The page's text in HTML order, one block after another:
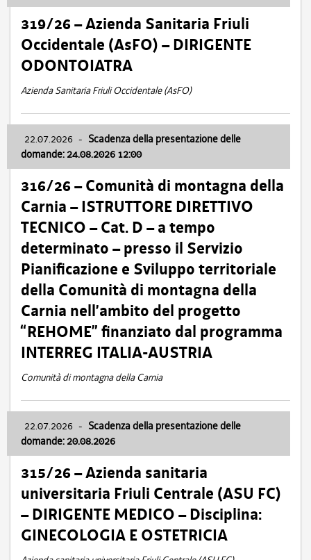
319/26 – Azienda Sanitaria Friuli
Occidentale (AsFO) – DIRIGENTE
ODONTOIATRA
Azienda Sanitaria Friuli Occidentale (AsFO)
22.07.2026 - Scadenza della presentazione delle
domande: 24.08.2026 12:00
316/26 – Comunità di montagna della
Carnia – ISTRUTTORE DIRETTIVO
TECNICO – Cat. D – a tempo
determinato – presso il Servizio
Pianificazione e Sviluppo territoriale
della Comunità di montagna della
Carnia nell’ambito del progetto
“REHOME” finanziato dal programma
INTERREG ITALIA-AUSTRIA
Comunità di montagna della Carnia
22.07.2026 - Scadenza della presentazione delle
domande: 20.08.2026
315/26 – Azienda sanitaria
universitaria Friuli Centrale (ASU FC)
– DIRIGENTE MEDICO – Disciplina:
GINECOLOGIA E OSTETRICIA